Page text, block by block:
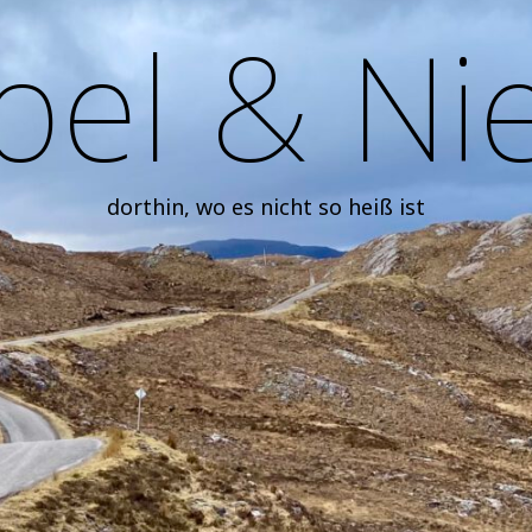
&
dorthin, wo es nicht so heiß ist